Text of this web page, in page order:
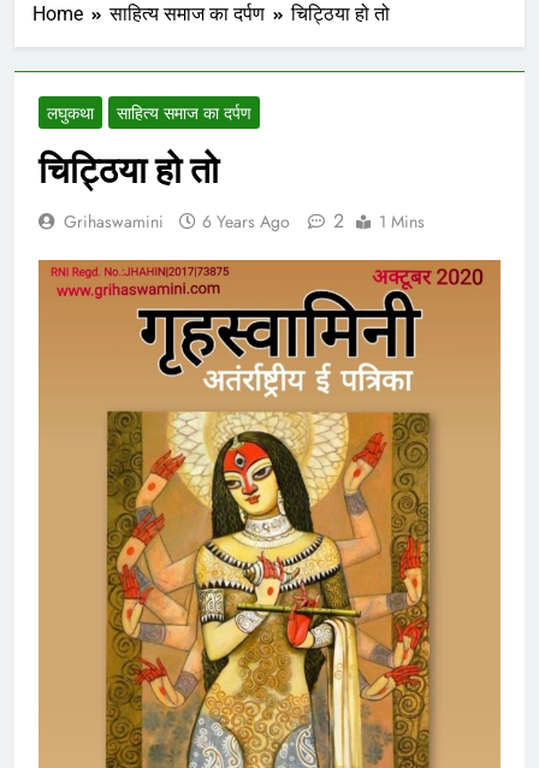
Home साहित्य समाज का दर्पण चिट्ठिया हो तो
लघुकथा साहित्य समाज का दर्पण
चिट्ठिया हो तो
Grihaswamini 6 Years Ago 2 1 Mins